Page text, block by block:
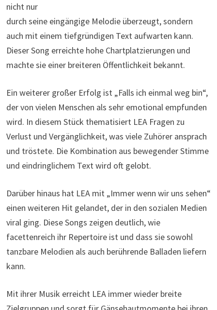
nicht nur
durch seine eingängige Melodie überzeugt, sondern
auch mit einem tiefgründigen Text aufwarten kann.
Dieser Song erreichte hohe Chartplatzierungen und
machte sie einer breiteren Öffentlichkeit bekannt.
Ein weiterer großer Erfolg ist „Falls ich einmal weg bin“,
der von vielen Menschen als sehr emotional empfunden
wird. In diesem Stück thematisiert LEA Fragen zu
Verlust und Vergänglichkeit, was viele Zuhörer ansprach
und tröstete. Die Kombination aus bewegender Stimme
und eindringlichem Text wird oft gelobt.
Darüber hinaus hat LEA mit „Immer wenn wir uns sehen“
einen weiteren Hit gelandet, der in den sozialen Medien
viral ging. Diese Songs zeigen deutlich, wie
facettenreich ihr Repertoire ist und dass sie sowohl
tanzbare Melodien als auch berührende Balladen liefern
kann.
Mit ihrer Musik erreicht LEA immer wieder breite